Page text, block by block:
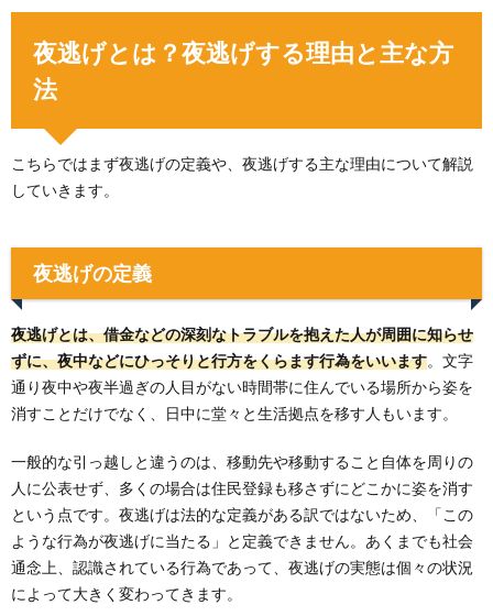
夜逃げとは？夜逃げする理由と主な方
法
こちらではまず夜逃げの定義や、夜逃げする主な理由について解説
していきます。
夜逃げの定義
夜逃げとは、借金などの深刻なトラブルを抱えた人が周囲に知らせ
ずに、夜中などにひっそりと行方をくらます行為をいいます。文字
通り夜中や夜半過ぎの人目がない時間帯に住んでいる場所から姿を
消すことだけでなく、日中に堂々と生活拠点を移す人もいます。
一般的な引っ越しと違うのは、移動先や移動すること自体を周りの
人に公表せず、多くの場合は住民登録も移さずにどこかに姿を消す
という点です。夜逃げは法的な定義がある訳ではないため、「この
ような行為が夜逃げに当たる」と定義できません。あくまでも社会
通念上、認識されている行為であって、夜逃げの実態は個々の状況
によって大きく変わってきます。